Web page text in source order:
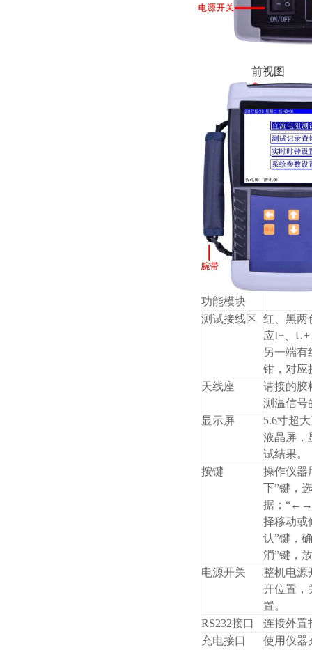
前视图
功能模块
测试接线区 红、黑两
应I+、
另一端有
钳，对应
天线座
请接的胶
测温信号
显示屏
5.6寸超
液晶屏，
试结果。
按键
操作仪器
下”键，
据；
择移动或
认”键，
消”键，
电源开关
整机电源
开位置，
置。
RS232接口
连接外置
充电接口
使用仪器